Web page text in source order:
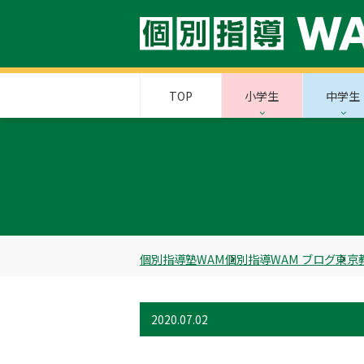
TOP 小学生 中学生
個別指導塾WAM個別指導WAM ブログ東京
2020.07.02